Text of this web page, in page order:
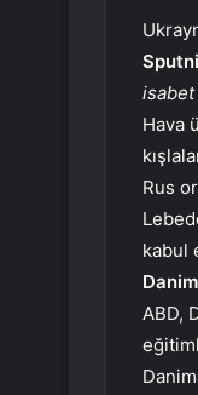
isabet
Hava
Rus
kabul
ABD,